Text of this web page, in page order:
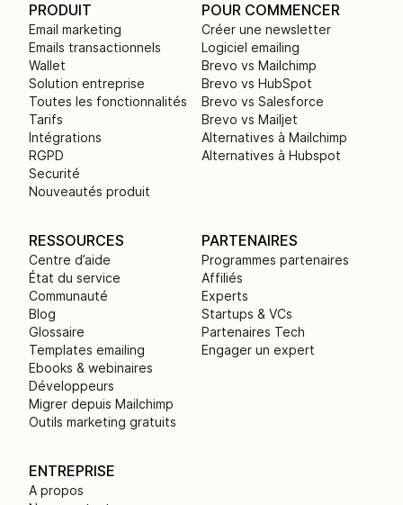
PRODUIT
Email marketing
Emails transactionnels
Wallet
Solution entreprise
Toutes les fonctionnalités
Tarifs
Intégrations
RGPD
Securité
Nouveautés produit
POUR COMMENCER
Créer une newsletter
Logiciel emailing
Brevo vs Mailchimp
Brevo vs HubSpot
Brevo vs Salesforce
Brevo vs Mailjet
Alternatives à Mailchimp
Alternatives à Hubspot
RESSOURCES
Centre d’aide
État du service
Communauté
Blog
Glossaire
Templates emailing
Ebooks & webinaires
Développeurs
Migrer depuis Mailchimp
Outils marketing gratuits
PARTENAIRES
Programmes partenaires
Affiliés
Experts
Startups & VCs
Partenaires Tech
Engager un expert
ENTREPRISE
A propos